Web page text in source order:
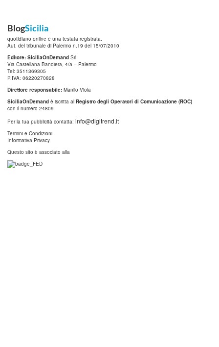
BlogSicilia
quotidiano online è una testata registrata.
Aut. del tribunale di Palermo n.19 del 15/07/2010
Editore: SiciliaOnDemand Srl
Via Castellana Bandiera, 4/a – Palermo
Tel: 3511369305
P.IVA: 06220270828
Direttore responsabile: Manlio Viola
SiciliaOnDemand è iscritta al Registro degli Operatori di Comunicazione (ROC)
con il numero 24809
Per la tua pubblicità contatta: info@digitrend.it
Termini e Condizioni
Informativa Privacy
Questo sito è associato alla